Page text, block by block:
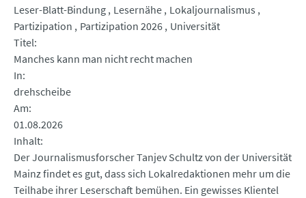
Leser-Blatt-Bindung Lesernähe Lokaljournalismus
Partizipation
Partizipation 2026 Universität
Titel
Manches kann man nicht recht machen
In
drehscheibe
Am
01.08.2026
Inhalt
Der Journalismusforscher Tanjev Schultz von der Universität
Mainz findet es gut, dass sich Lokalredaktionen mehr um die
Teilhabe ihrer Leserschaft bemühen. Ein gewisses Klientel